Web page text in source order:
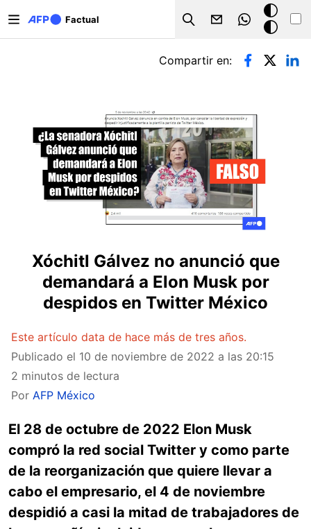
Factual
Search
Modo
oscuro
Solapas principales
Compartir en:
Xóchitl Gálvez no anunció que
demandará a Elon Musk por
despidos en Twitter México
Este artículo data de hace más de tres años.
Publicado el 10 de noviembre de 2022 a las 20:15
2 minutos de lectura
Por AFP México
El 28 de octubre de 2022 Elon Musk
compró la red social Twitter y como parte
de la reorganización que quiere llevar a
cabo el empresario, el 4 de noviembre
despidió a casi la mitad de trabajadores de